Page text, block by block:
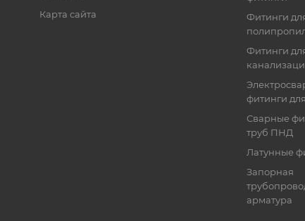
Карта сайта
Фитинги
Фитинги
фитинги
Сварные
труб ПНД
Латунные
Запорная
арматура